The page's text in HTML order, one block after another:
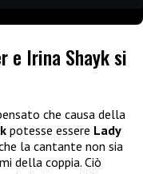
e Irina Shayk si
che causa della
potesse essere Lady
la cantante non sia
della coppia. Ciò